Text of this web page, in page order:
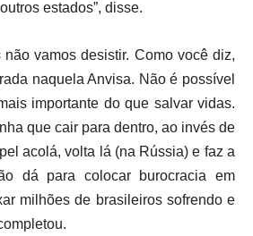
estados”, disse.
não vamos desistir. Como você diz,
naquela Anvisa. Não é possível
importante do que salvar vidas.
que cair para dentro, ao invés de
acolá, volta lá (na Rússia) e faz a
dá para colocar burocracia em
milhões de brasileiros sofrendo e